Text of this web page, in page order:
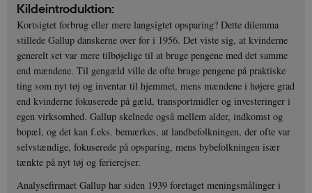
Kildeintroduktion:
Kortsigtet forbrug eller mere langsigtet opsparing? Dette dilemma
stillede Gallup danskerne over for i 1956. Det viste sig, at kvinderne
generelt set var mere tilbøjelige til at bruge pengene med det samme
end mændene. Til gengæld ville de ofte bruge pengene på praktiske
ting som nyt tøj og inventar til hjemmet, mens mændene i højere grad
end kvinderne fokuserede på gæld, transportmidler og investeringer i
egen virksomhed. Gallup skelnede også mellem alder, indkomst og
bopæl, og det kan f.eks. bemærkes, at landbefolkningen, der ofte var
selvstændige, fokuserede på opsparing, mens bybefolkningen især
tænkte på nyt tøj og ferierejser.
Analysefirmaet Gallup har siden 1939 foretaget meningsmålinger i